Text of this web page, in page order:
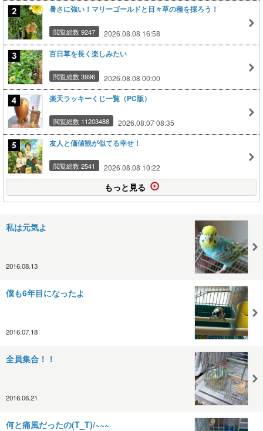
暑さに強い！マリーゴールドと日々草の種を採ろう！
閲覧総数 9247 2026.08.08 16:58
百日草を長く楽しみたい
閲覧総数 3996 2026.08.08 00:00
楽天ラッキーくじ一覧（PC版）
閲覧総数 11203488 2026.08.07 08:35
友人と価値観が似てる幸せ！
閲覧総数 2541 2026.08.08 10:22
もっと見る
私は元気よ
2016.08.13
僕も6年目になったよ
2016.07.18
全員集合！！
2016.06.21
何と痛風だったの(T_T)/~~~